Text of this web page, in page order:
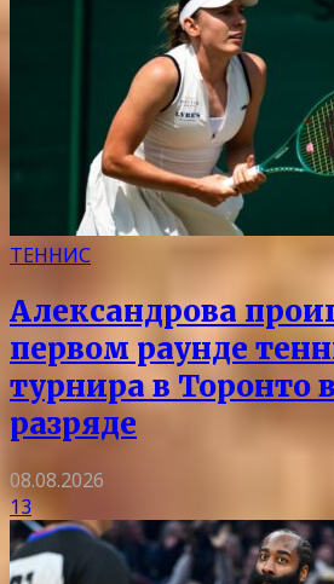
ТЕННИС
Александрова
первом раунде
турнира в Торонто
разряде
08.08.2026
13